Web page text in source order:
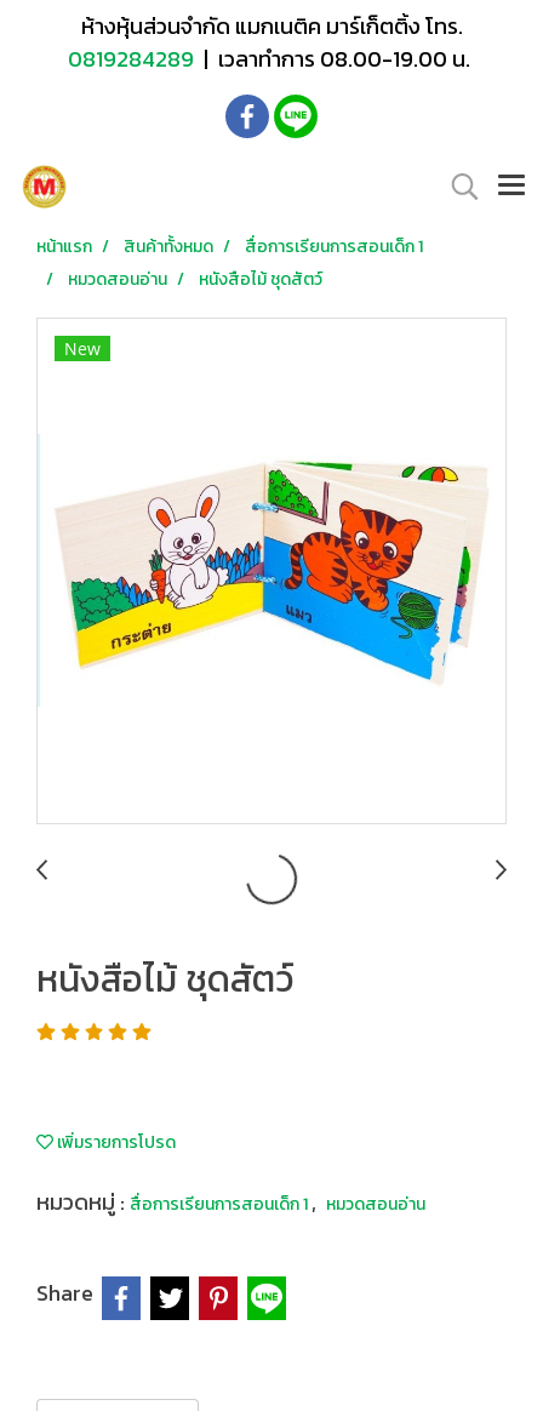
ห้างหุ้นส่วนจำกัด แมกเนติค มาร์เก็ตติ้ง โทร.
0819284289 | เวลาทำการ 08.00-19.00 น.
หน้าแรก สินค้าทั้งหมด
สื่อการเรียนการสอนเด็ก 1
หมวดสอนอ่าน
หนังสือไม้ ชุดสัตว์
New
หนังสือไม้ ชุดสัตว์
เพิ่มรายการโปรด
หมวดหมู่ : สื่อการเรียนการสอนเด็ก 1, หมวดสอนอ่าน
Share